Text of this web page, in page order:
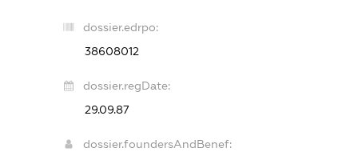
dossier.edrpo:
38608012
dossier.regDate:
29.09.87
dossier.foundersAndBenef: